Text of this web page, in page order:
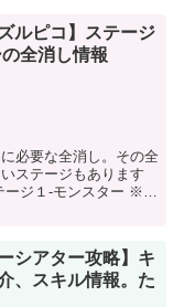
ルピコ】ステージ
全消し情報
必要な全消し。その全
ステージもあります
ジ１-モンスター ※色
シアター攻略】キ
、スキル情報。た